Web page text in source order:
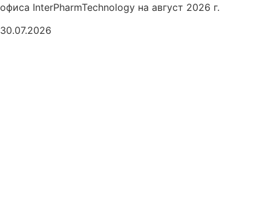
офиса InterPharmTechnology на август 2026 г.
30.07.2026